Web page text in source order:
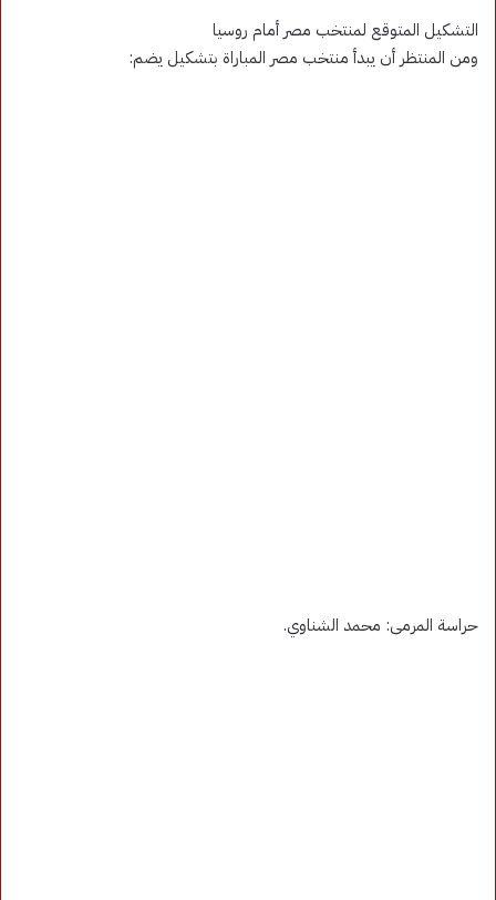
التشكيل المتوقع لمنتخب مصر أمام روسيا
ومن المنتظر أن يبدأ منتخب مصر المباراة بتشكيل يضم:
حراسة المرمى: محمد الشناوي.